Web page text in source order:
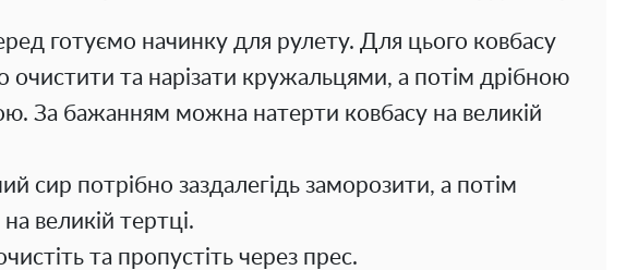
готуємо начинку для рулету. Для цього ковбасу
очистити та нарізати кружальцями, а потім дрібною
За бажанням можна натерти ковбасу на великій
сир потрібно заздалегідь заморозити, а потім
великій тертці.
та пропустіть через прес.